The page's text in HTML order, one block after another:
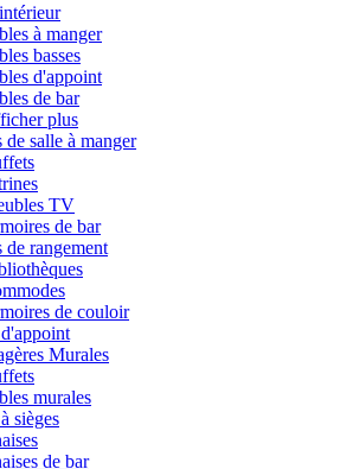
à manger
basses
d'appoint
de bar
plus
salle à manger
TV
de bar
de rangement
de couloir
Murales
murales
sièges
de bar